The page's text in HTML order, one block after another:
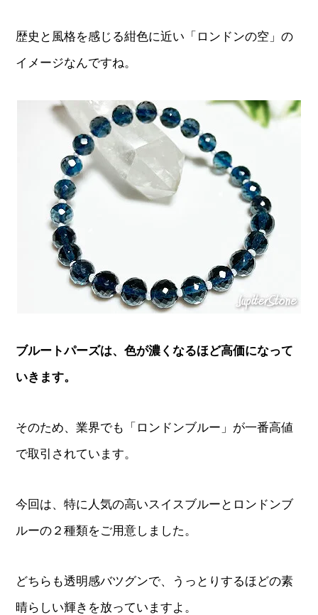
歴史と風格を感じる紺色に近い「ロンドンの空」の
イメージなんですね。
ブルートパーズは、色が濃くなるほど高価になって
いきます。
そのため、業界でも「ロンドンブルー」が一番高値
で取引されています。
今回は、特に人気の高いスイスブルーとロンドンブ
ルーの２種類をご用意しました。
どちらも透明感バツグンで、うっとりするほどの素
晴らしい輝きを放っていますよ。